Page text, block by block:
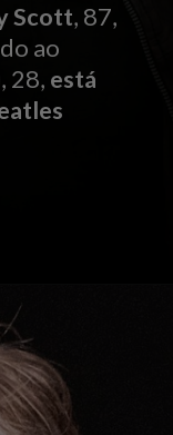
Scott, 87,
ao
, 28, está